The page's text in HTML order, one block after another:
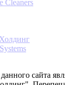
сайта